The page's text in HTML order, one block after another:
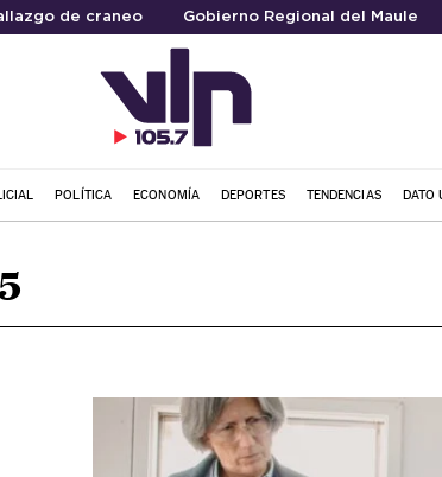
de craneo Gobierno Regional del Maule
POLÍTICA ECONOMÍA DEPORTES TENDENCIAS DATO